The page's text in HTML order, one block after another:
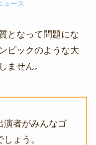
ュース
となって問題にな
ピックのような大
ません。
演者がみんなゴ
ょう。